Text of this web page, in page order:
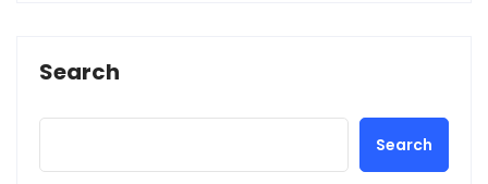
Search
Search